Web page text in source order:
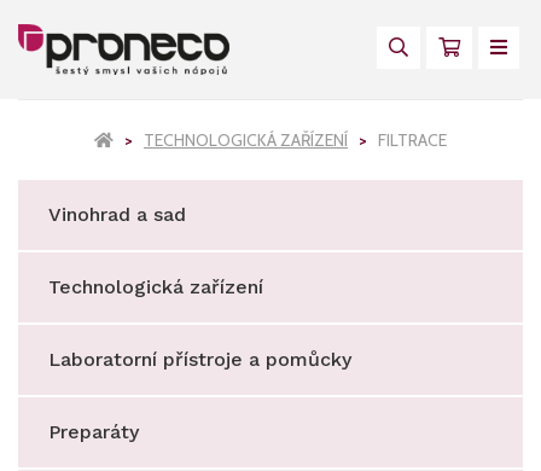
TECHNOLOGICKÁ ZAŘÍZENÍ FILTRACE
Vinohrad a sad
Technologická zařízení
Laboratorní přístroje a pomůcky
Preparáty